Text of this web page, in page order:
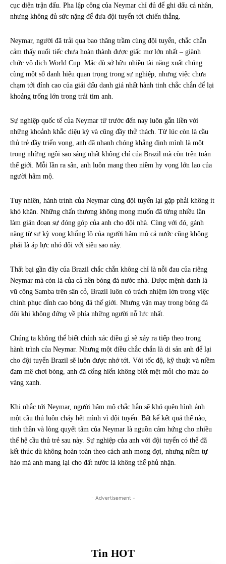
Tin HOT
cục diện trận đấu. Pha lập công của Neymar chỉ đủ để ghi dấu cá nhân,
nhưng không đủ sức nặng để đưa đội tuyển tới chiến thắng.
Neymar, người đã trải qua bao thăng trầm cùng đội tuyển, chắc chắn
cảm thấy nuối tiếc chưa hoàn thành được giấc mơ lớn nhất – giành
chức vô địch World Cup. Mặc dù sở hữu nhiều tài năng xuất chúng
cùng một số danh hiệu quan trọng trong sự nghiệp, nhưng việc chưa
chạm tới đỉnh cao của giải đấu danh giá nhất hành tinh chắc chắn để lại
khoảng trống lớn trong trái tim anh.
Sự nghiệp quốc tế của Neymar từ trước đến nay luôn gắn liền với
những khoảnh khắc diệu kỳ và cũng đầy thử thách. Từ lúc còn là cầu
thủ trẻ đầy triển vọng, anh đã nhanh chóng khẳng định mình là một
trong những ngôi sao sáng nhất không chỉ của Brazil mà còn trên toàn
thế giới. Mỗi lần ra sân, anh luôn mang theo niềm hy vọng lớn lao của
người hâm mộ.
Tuy nhiên, hành trình của Neymar cùng đội tuyển lại gặp phải không ít
khó khăn. Những chấn thương không mong muốn đã từng nhiều lần
làm gián đoạn sự đóng góp của anh cho đội nhà. Cùng với đó, gánh
nặng từ sự kỳ vọng khổng lồ của người hâm mộ cả nước cũng không
phải là áp lực nhỏ đối với siêu sao này.
Thất bại gần đây của Brazil chắc chắn không chỉ là nỗi đau của riêng
Neymar mà còn là của cả nền bóng đá nước nhà. Được mệnh danh là
vũ công Samba trên sân cỏ, Brazil luôn có trách nhiệm lớn trong việc
chinh phục đỉnh cao bóng đá thế giới. Nhưng vận may trong bóng đá
đôi khi không đứng về phía những người nỗ lực nhất.
Chúng ta không thể biết chính xác điều gì sẽ xảy ra tiếp theo trong
hành trình của Neymar. Nhưng một điều chắc chắn là di sản anh để lại
cho đội tuyển Brazil sẽ luôn được nhớ tới. Với tốc độ, kỹ thuật và niềm
đam mê chơi bóng, anh đã cống hiến không biết mệt mỏi cho màu áo
vàng xanh.
Khi nhắc tới Neymar, người hâm mộ chắc hẳn sẽ khó quên hình ảnh
một cầu thủ luôn cháy hết mình vì đội tuyển. Bất kể kết quả thế nào,
tinh thần và lòng quyết tâm của Neymar là nguồn cảm hứng cho nhiều
thế hệ cầu thủ trẻ sau này. Sự nghiệp của anh với đội tuyển có thể đã
kết thúc dù không hoàn toàn theo cách anh mong đợi, nhưng niềm tự
hào mà anh mang lại cho đất nước là không thể phủ nhận.
- Advertisement -